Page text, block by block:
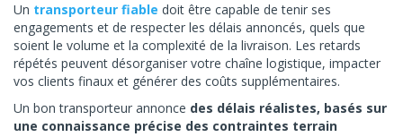
Un transporteur fiable doit être capable de tenir ses
engagements et de respecter les délais annoncés, quels que
soient le volume et la complexité de la livraison. Les retards
répétés peuvent désorganiser votre chaîne logistique, impacter
vos clients finaux et générer des coûts supplémentaires.
Un bon transporteur annonce des délais réalistes, basés sur
une connaissance précise des contraintes terrain